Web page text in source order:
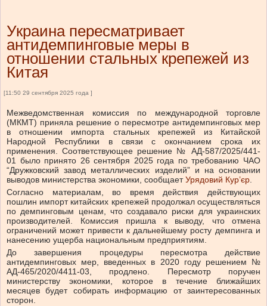
Украина пересматривает
антидемпинговые меры в
отношении стальных крепежей из
Китая
[11:50 29 сентября 2025 года ]
Межведомственная комиссия по международной торговле
(МКМТ) приняла решение о пересмотре антидемпинговых мер
в отношении импорта стальных крепежей из Китайской
Народной Республики в связи с окончанием срока их
применения. Соответствующее решение № АД-587/2025/441-
01 было принято 26 сентября 2025 года по требованию ЧАО
“Дружковский завод металлических изделий” и на основании
выводов министерства экономики, сообщаетУрядовий Кур’єр.
Согласно материалам, во время действия действующих
пошлин импорт китайских крепежей продолжал осуществляться
по демпинговым ценам, что создавало риски для украинских
производителей. Комиссия пришла к выводу, что отмена
ограничений может привести к дальнейшему росту демпинга и
нанесению ущерба национальным предприятиям.
До завершения процедуры пересмотра действие
антидемпинговых мер, введенных в 2020 году решением №
АД-465/2020/4411-03, продлено. Пересмотр поручен
министерству экономики, которое в течение ближайших
месяцев будет собирать информацию от заинтересованных
сторон.